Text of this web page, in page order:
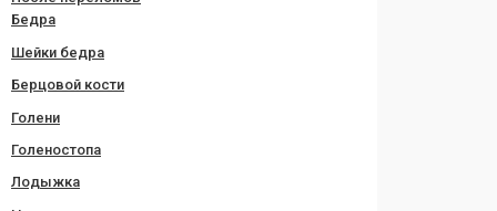
Бедра
Шейки бедра
Берцовой кости
Голени
Голеностопа
Лодыжка